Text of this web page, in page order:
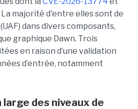
La majorité d'entre elles sont de
dans divers composants,
graphique Dawn. Trois
en raison d’une validation
d’entrée, notamment
des niveaux de